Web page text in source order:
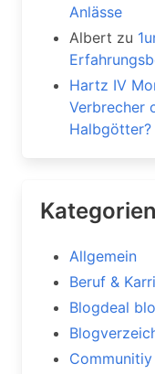
Anlässe
Albert zu
Hartz IV
Verbrecher
Halbgötter?
Kategorien
Allgemein
Beruf &
Blogdeal